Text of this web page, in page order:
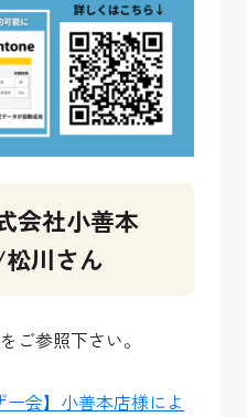
会社小善本
川さん
ご参照下さい。
ー会】小善本店様によ